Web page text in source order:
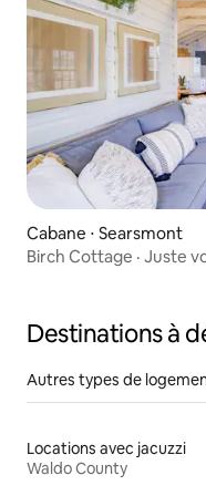
Cabane ⋅ Searsmont
Birch Cottage · Juste
Destinations à
Autres types de
Locations avec jacuzzi
Waldo County